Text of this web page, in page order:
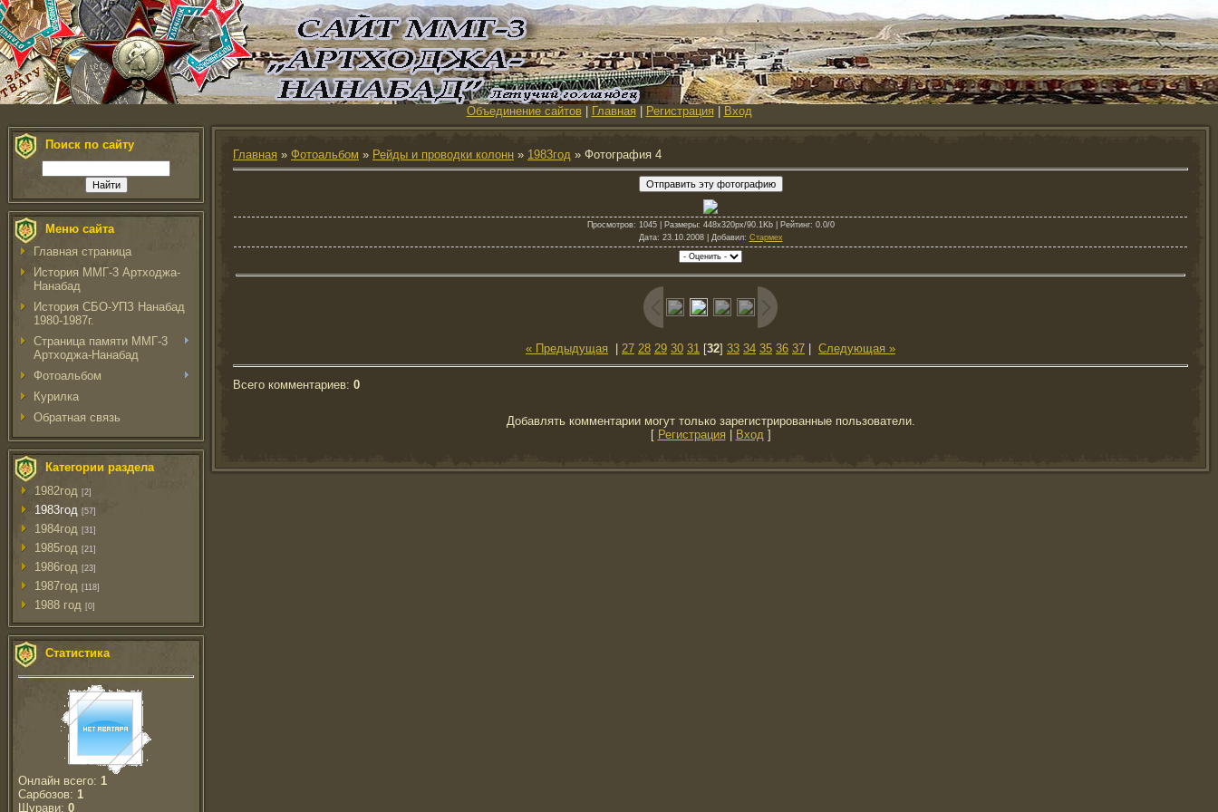
Объединение сайтов| Главная Регистрация Вход
Поиск по сайту
Меню сайта
Главная страница
История ММГ-3 Артходжа-
Нанабад
История СБО-УПЗ Нанабад
1980-1987г.
Страница памяти ММГ-3
Артходжа-Нанабад
Фотоальбом
Курилка
Обратная связь
Категории раздела
1982год [2]
1983год [57]
1984год [31]
1985год [21]
1986год [23]
1987год [118]
1988 год [0]
Статистика
Онлайн всего: 1
Сарбозов: 1
Шурави: 0
Главная » Фотоальбом » Рейды и проводки колонн » 1983год » Фотография 4
Просмотров: 1045 | Размеры: 448x320px/90.1Kb | Рейтинг: 0.0/0
Дата: 23.10.2008 | Добавил: Стармех
« Предыдущая 27 28 29 30 31 [32] 33 34 35 36 37 Следующая »
Всего комментариев: 0
Добавлять комментарии могут только зарегистрированные пользователи.
[ Регистрация | Вход ]